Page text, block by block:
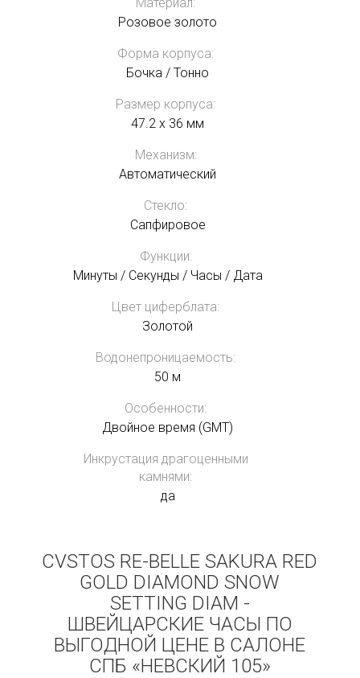
Розовое золото
Форма корпуса:
Бочка / Тонно
Размер корпуса:
47.2 x 36 мм
Механизм:
Автоматический
Стекло:
Сапфировое
Функции:
Минуты / Секунды / Часы / Дата
Цвет циферблата:
Золотой
Водонепроницаемость:
50 м
Особенности:
Двойное время (GMT)
Инкрустация драгоценными
камнями:
да
CVSTOS RE-BELLE SAKURA RED
GOLD DIAMOND SNOW
SETTING DIAM -
ШВЕЙЦАРСКИЕ ЧАСЫ ПО
ВЫГОДНОЙ ЦЕНЕ В САЛОНЕ
СПБ «НЕВСКИЙ 105»